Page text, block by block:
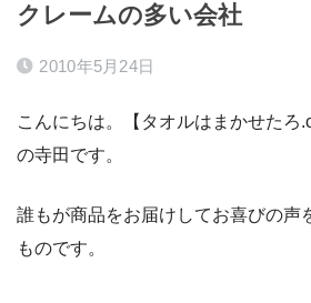
クレームの多い会社
2010年5月24日
こんにちは。【タオルはまかせたろ
の寺田です。
誰もが商品をお届けしてお喜びの声
ものです。